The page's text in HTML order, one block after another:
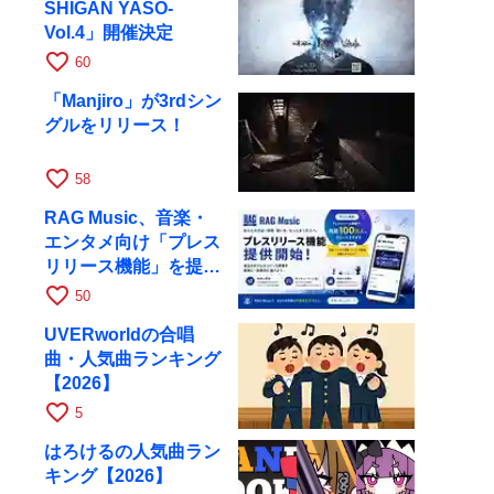
SHIGAN YASO-
Vol.4」開催決定
favorite_border 60
「Manjiro」が3rdシン
グルをリリース！
favorite_border 58
RAG Music、音楽・
エンタメ向け「プレス
リリース機能」を提供
開始
favorite_border 50
UVERworldの合唱
曲・人気曲ランキング
【2026】
favorite_border 5
はろけるの人気曲ラン
キング【2026】